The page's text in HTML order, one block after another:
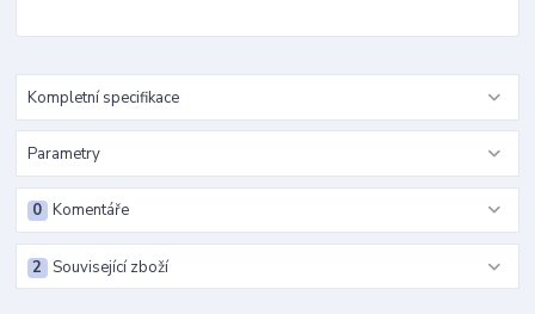
Kompletní specifikace
Parametry
Komentáře
0
Související zboží
2